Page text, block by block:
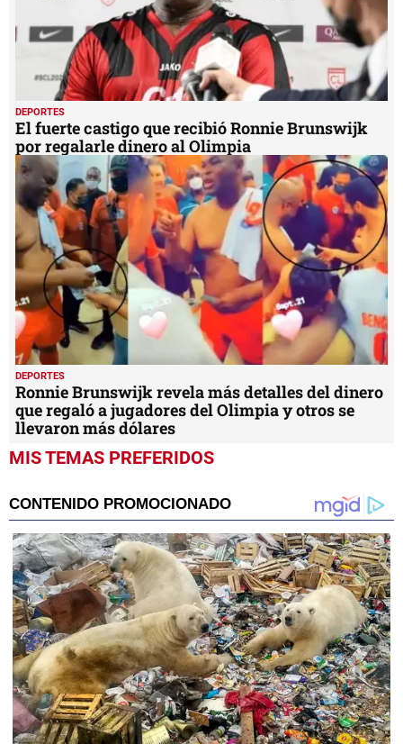
DEPORTES
El fuerte castigo que recibió Ronnie Brunswijk
por regalarle dinero al Olimpia
DEPORTES
Ronnie Brunswijk revela más detalles del dinero
que regaló a jugadores del Olimpia y otros se
llevaron más dólares
MIS TEMAS PREFERIDOS